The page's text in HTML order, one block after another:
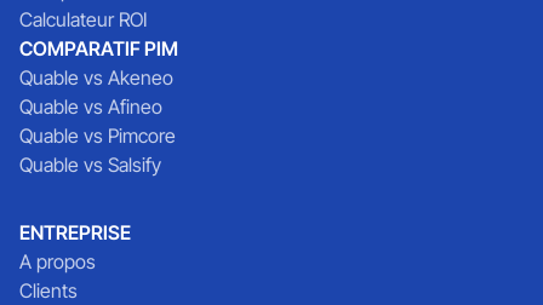
Calculateur ROI
COMPARATIF PIM
Quable vs Akeneo
Quable vs Afineo
Quable vs Pimcore
Quable vs Salsify
ENTREPRISE
A propos
Clients